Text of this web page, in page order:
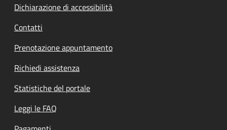
Dichiarazione di accessibilità
Contatti
Prenotazione appuntamento
Richiedi assistenza
Statistiche del portale
Leggi le FAQ